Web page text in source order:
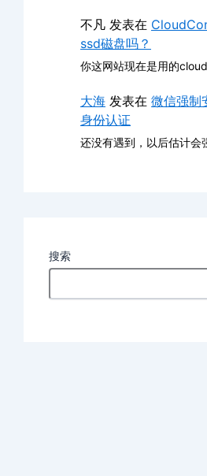
不凡 发表在
ssd磁盘吗？
你这网站现在是用的
大海 发表在 微信强制
身份认证
还没有遇到，以后估计会
搜索